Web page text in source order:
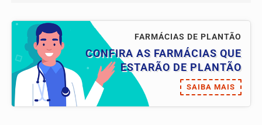
FARMÁCIAS DE PLANTÃO
CONFIRA AS FARMÁCIAS QUE
ESTARÃO DE PLANTÃO
SAIBA MAIS